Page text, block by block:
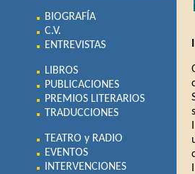
BIOGRAFÍA
C.V.
ENTREVISTAS
LIBROS
PUBLICACIONES
PREMIOS LITERARIOS
TRADUCCIONES
TEATRO y RADIO
EVENTOS
INTERVENCIONES